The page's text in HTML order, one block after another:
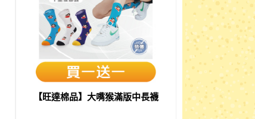
【旺達棉品】大嘴猴滿版中長襪